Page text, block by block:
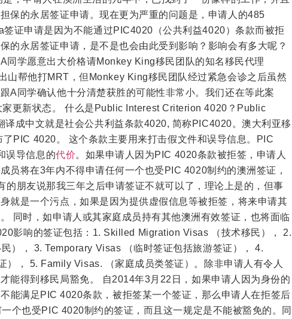
保的永居签证申请。现在更为严重的问题是，申请人的485
证申请是因为不能通过PIC4020（公共利益4020）条款而被拒
的永居签证申请，是不是也会由此受到影响？影响会有多大呢？
同学愿意出大价格请Monkey King移民团队的知名移民代理
山帮他打MRT，但Monkey King移民团队经过紧急会诊之后虽然
A同学确认他十分清楚获胜的可能性非常小。我们还在等此案
家更新状态。 什么是Public Interest Criterion 4020？Public
译成中文就是社会公共利益条款4020, 简称PIC4020。澳大利亚移
PIC 4020。 这个条款主要用来打击假文件和误导信息。PIC
误导信息的代价。如果申请人因为PIC 4020条款被拒签，申请人
员将在3年内不得申请任何一个也受PIC 4020制约的澳洲签证，
的朋友说那我三年之后申请签证不就可以了，理论上是的，但事
就是一个污点，如果是因为提供虚假信息等被拒签，将来申请其
同时，如申请人或其家庭成员持有其他澳洲有效签证，也将面临
影响的签证包括：1. Skilled Migration Visas （技术移民）， 2.
）， 3. Temporary Visas （临时签证包括旅游签证）， 4.
）， 5. Family Visas. （家庭成员类签证）。除非申请人有令人
能得到移民局豁免。 自2014年3月22日，如果申请人因为身份的
能满足PIC 4020条款，被拒签某一个签证，那么申请人在拒签后
个也受PIC 4020制约的签证，而且这一规定是不能被豁免的。同